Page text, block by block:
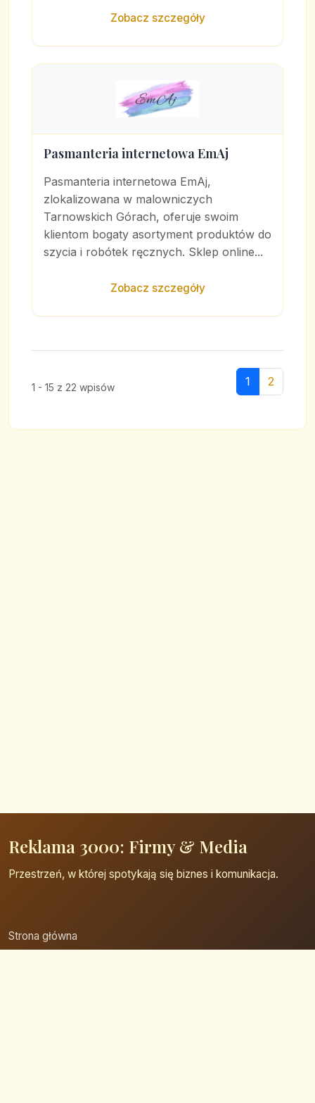
Zobacz szczegóły
Pasmanteria internetowa EmAj
Pasmanteria internetowa EmAj,
zlokalizowana w malowniczych
Tarnowskich Górach, oferuje swoim
klientom bogaty asortyment produktów do
szycia i robótek ręcznych. Sklep online...
Zobacz szczegóły
1 - 15 z 22 wpisów 1 2
Reklama 3000: Firmy & Media
Przestrzeń, w której spotykają się biznes i komunikacja.
Strona główna